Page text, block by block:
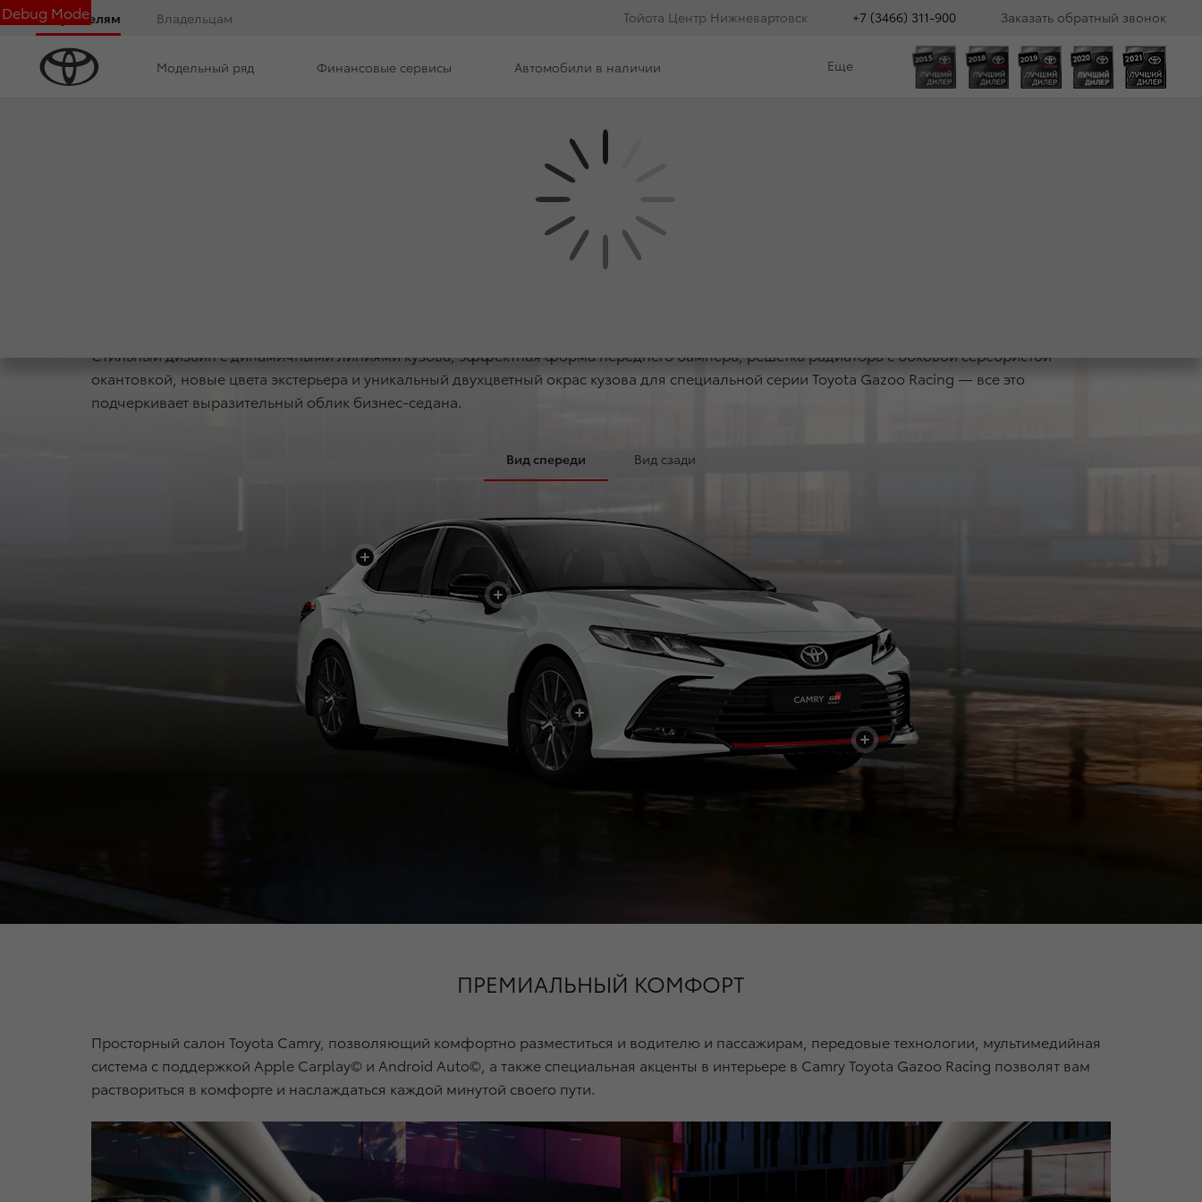
Debug Mode
Покупателям Владельцам Тойота Центр Нижневартовск +7 (3466) 311-900 Заказать обратный звонок
Модельный ряд Финансовые сервисы Автомобили в наличии Еще
СПЕЦИАЛЬНАЯ СЕРИЯ TOYOTA CAMRY
Стильный дизайн с динамичными линиями кузова, эффектная форма переднего бампера, решетка радиатора с боковой серебристой
окантовкой, новые цвета экстерьера и уникальный двухцветный окрас кузова для специальной серии Toyota Gazoo Racing — все это
подчеркивает выразительный облик бизнес-седана.
Вид спереди Вид сзади
+
+
+
+
+
+
+
ПРЕМИАЛЬНЫЙ КОМФОРТ
Просторный салон Toyota Camry, позволяющий комфортно разместиться и водителю и пассажирам, передовые технологии, мультимедийная
система с поддержкой Apple Carplay© и Android Auto©, а также специальная акценты в интерьере в Camry Toyota Gazoo Racing позволят вам
раствориться в комфорте и наслаждаться каждой минутой своего пути.